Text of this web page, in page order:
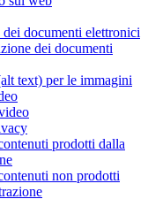
documenti elettronici
dei documenti
text) per le immagini
prodotti dalla
non prodotti